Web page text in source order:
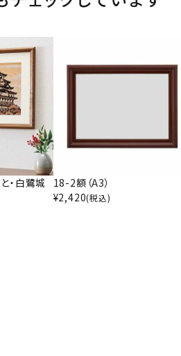
・白鷺城
18-2額（A3）
¥2,420(税込)